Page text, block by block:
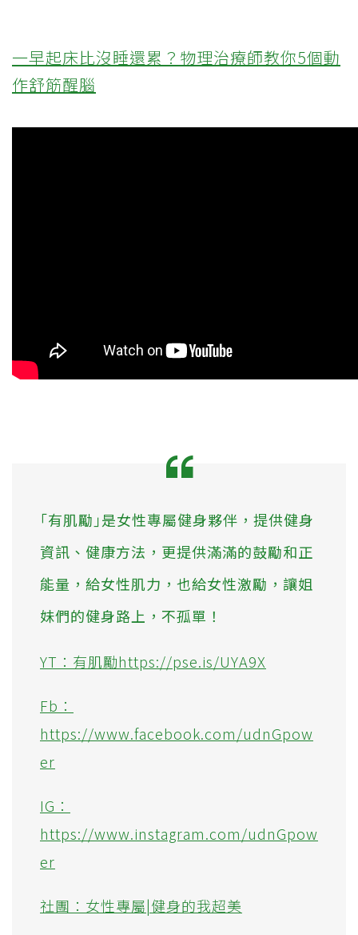
一早起床比沒睡還累？物理治療師教你5個動
作舒筋醒腦
｢有肌勵｣是女性專屬健身夥伴，提供健身
資訊、健康方法，更提供滿滿的鼓勵和正
能量，給女性肌力，也給女性激勵，讓姐
妹們的健身路上，不孤單！
YT：有肌勵https://pse.is/UYA9X
Fb：
https://www.facebook.com/udnGpow
er
IG：
https://www.instagram.com/udnGpow
er
社團：女性專屬|健身的我超美